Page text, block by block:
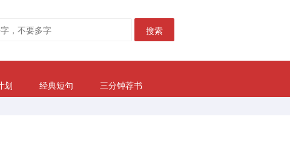
搜索
划 经典短句
三分钟荐书